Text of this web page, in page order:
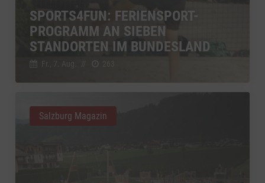
SPORTS4FUN: FERIENSPORT-
PROGRAMM AN SIEBEN
STANDORTEN IM BUNDESLAND
Fr., 7. Aug. 263
Salzburg Magazin